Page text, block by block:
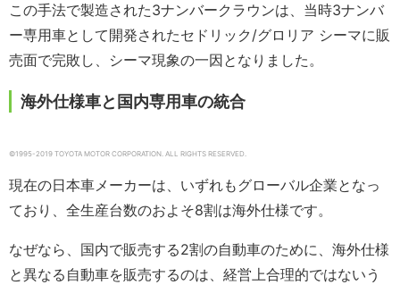
この手法で製造された3ナンバークラウンは、当時3ナンバ
ー専用車として開発されたセドリック/グロリア シーマに販
売面で完敗し、シーマ現象の一因となりました。
海外仕様車と国内専用車の統合
©1995-2019 TOYOTA MOTOR CORPORATION. ALL RIGHTS RESERVED.
現在の日本車メーカーは、いずれもグローバル企業となっ
ており、全生産台数のおよそ8割は海外仕様です。
なぜなら、国内で販売する2割の自動車のために、海外仕様
と異なる自動車を販売するのは、経営上合理的ではないう